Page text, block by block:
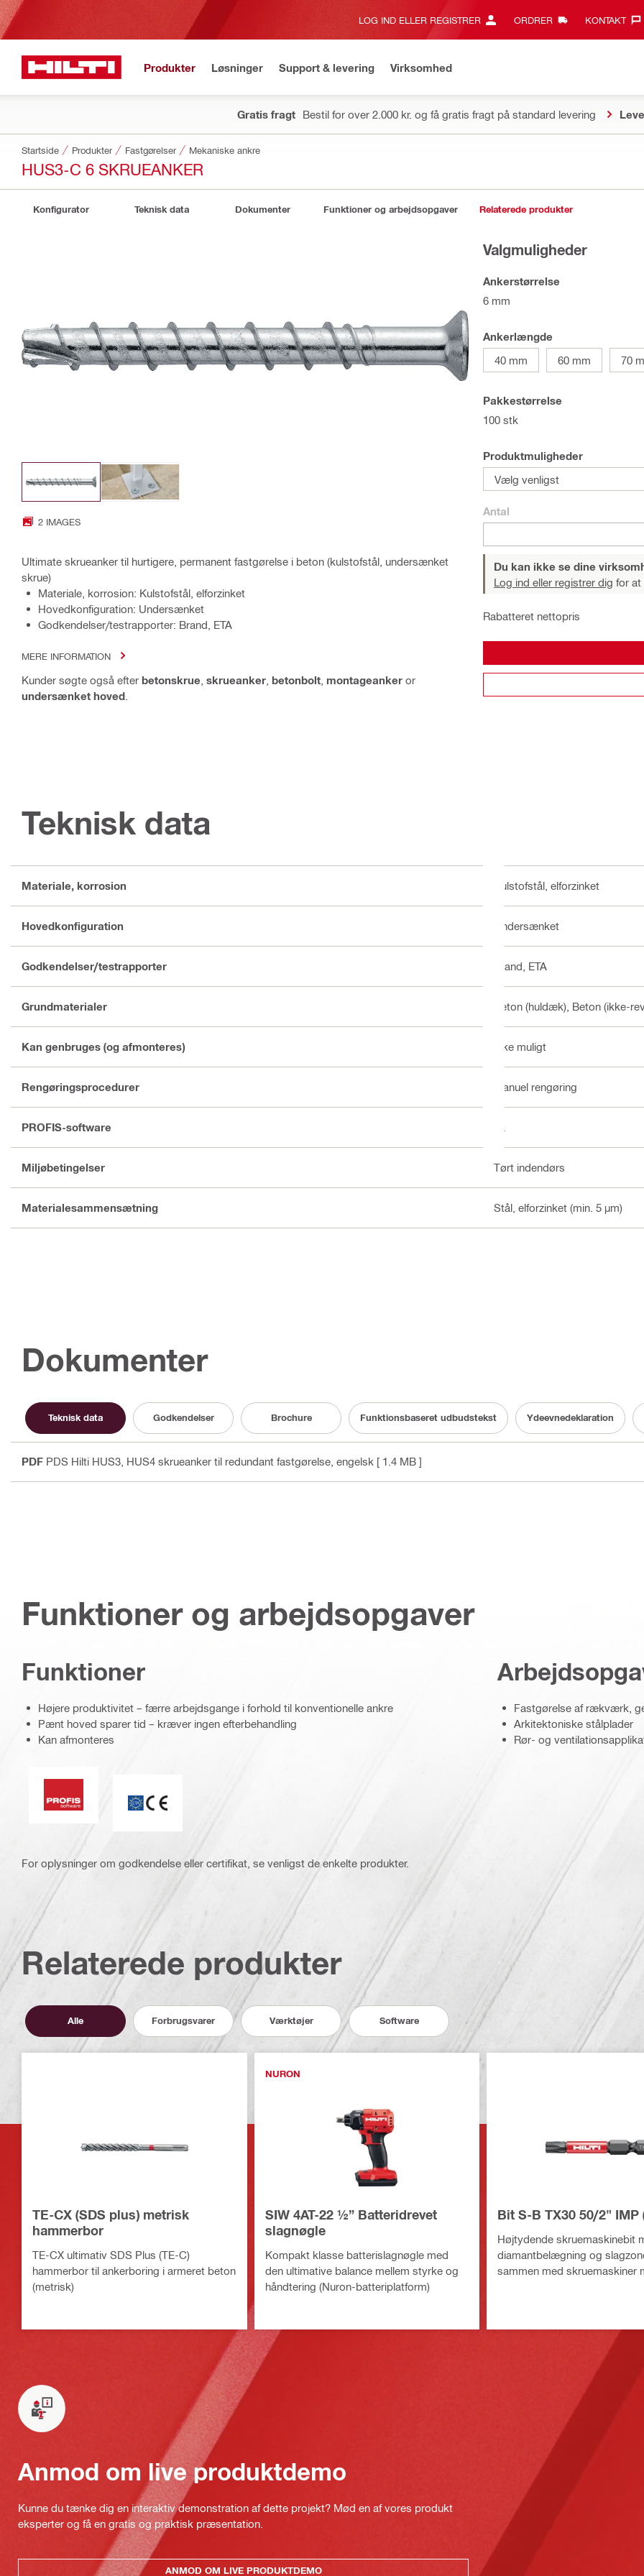
LOG IND ELLER REGISTRER ORDRER KONTAKT‎
Produkter Løsninger Support & levering Virksomhed
Gratis fragt Bestil for over 2.000 kr. og få gratis fragt på standard levering
Startside Produkter Fastgørelser Mekaniske ankre
HUS3-C 6 SKRUEANKER
Konfigurator Teknisk data Dokumenter Funktioner og arbejdsopgaver Relaterede produkter
2 IMAGES
Ultimate skrueanker til hurtigere, permanent fastgørelse i beton (kulstofstål, undersænket
skrue)
Materiale, korrosion: Kulstofstål, elforzinket
Hovedkonfiguration: Undersænket
Godkendelser/testrapporter: Brand, ETA
MERE INFORMATION
Kunder søgte også efter betonskrue skrueanker betonbolt montageanker or
undersænket hoved
Valgmuligheder
Ankerstørrelse
6 mm
Ankerlængde
40 mm
60 mm 70
Pakkestørrelse
100 stk
Produktmuligheder
Vælg venligst
Antal
Du kan ikke se dine
Log ind eller registrer dig for at
Rabatteret nettopris
Teknisk data
Materiale, korrosion Kulstofstål, elforzinket
Hovedkonfiguration Undersænket
Godkendelser/testrapporter Brand, ETA
Grundmaterialer Beton (huldæk), Beton (ikke-
Kan genbruges (og afmonteres) Ikke muligt
Rengøringsprocedurer Manuel rengøring
PROFIS-software Ja
Miljøbetingelser Tørt indendørs
Materialesammensætning Stål, elforzinket (min. 5 µm)
Dokumenter
Teknisk data Godkendelser Brochure Funktionsbaseret udbudstekst Ydeevnedeklaration
PDF PDS Hilti HUS3, HUS4 skrueanker til redundant fastgørelse , engelsk [ 1.4 MB ]
Funktioner og arbejdsopgaver
Funktioner
Højere produktivitet – færre arbejdsgange i forhold til konventionelle ankre
Pænt hoved sparer tid – kræver ingen efterbehandling
Kan afmonteres
PROFIS-software
Fastgørelse af rækværk,
Arkitektoniske stålplader
Rør- og
For oplysninger om godkendelse eller certifikat, se venligst de enkelte produkter.
Relaterede produkter
Alle Forbrugsvarer Værktøjer Software
TE-CX (SDS plus) metrisk
hammerbor
TE-CX ultimativ SDS Plus (TE-C)
hammerbor til ankerboring i armeret beton
(metrisk)
NURON
SIW 4AT-22 ½” Batteridrevet
slagnøgle
Kompakt klasse batterislagnøgle med
den ultimative balance mellem styrke og
håndtering (Nuron-batteriplatform)
Bit S-B TX30 50/2" IMP
Højtydende skruemaskinebit
diamantbelægning og
sammen med skruemaskiner
Anmod om live produktdemo
Kunne du tænke dig en interaktiv demonstration af dette projekt? Mød en af vores produkt
eksperter og få en gratis og praktisk præsentation.
ANMOD OM LIVE PRODUKTDEMO